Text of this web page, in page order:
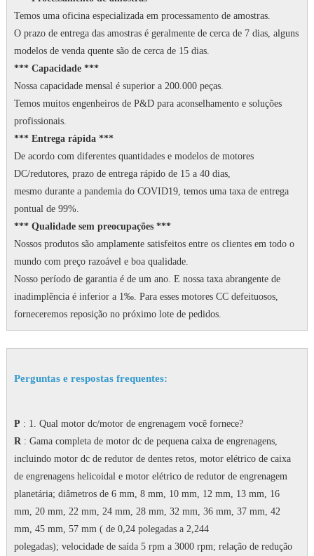
Temos uma oficina especializada em processamento de amostras.
O prazo de entrega das amostras é geralmente de cerca de 7 dias, alguns
modelos de venda quente são de cerca de 15 dias.
*** Capacidade ***
Nossa capacidade mensal é superior a 200.000 peças.
Temos muitos engenheiros de P&D para aconselhamento e soluções
profissionais.
*** Entrega rápida ***
De acordo com diferentes quantidades e modelos de motores
DC/redutores, prazo de entrega rápido de 15 a 40 dias,
mesmo durante a pandemia do COVID19, temos uma taxa de entrega
pontual de 99%.
*** Qualidade sem preocupações ***
Nossos produtos são amplamente satisfeitos entre os clientes em todo o
mundo com preço razoável e boa qualidade.
Nosso período de garantia é de um ano. E nossa taxa abrangente de
inadimplência é inferior a 1‰. Para esses motores CC defeituosos,
forneceremos reposição no próximo lote de pedidos.
Perguntas e respostas frequentes:
P : 1. Qual motor dc/motor de engrenagem você fornece?
R: Gama completa de motor dc de pequena caixa de engrenagens,
incluindo motor dc de redutor de dentes retos, motor elétrico de caixa
de engrenagens helicoidal e motor elétrico de redutor de engrenagem
planetária; diâmetros de 6 mm, 8 mm, 10 mm, 12 mm, 13 mm, 16
mm, 20 mm, 22 mm, 24 mm, 28 mm, 32 mm, 36 mm, 37 mm, 42
mm, 45 mm, 57 mm ( de 0,24 polegadas a 2,244
polegadas); velocidade de saída 5 rpm a 3000 rpm; relação de redução